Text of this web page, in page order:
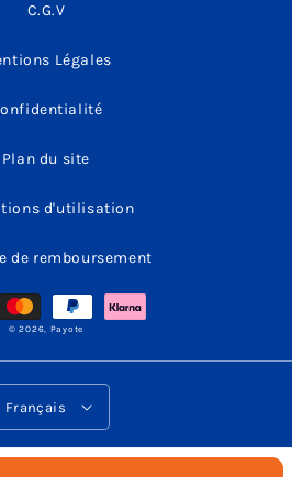
C.G.V
Légales
Plan du site
d'utilisation
de remboursement
© 2026, Payote
L
Français